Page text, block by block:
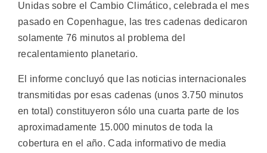
Unidas sobre el Cambio Climático, celebrada el mes
pasado en Copenhague, las tres cadenas dedicaron
solamente 76 minutos al problema del
recalentamiento planetario.
El informe concluyó que las noticias internacionales
transmitidas por esas cadenas (unos 3.750 minutos
en total) constituyeron sólo una cuarta parte de los
aproximadamente 15.000 minutos de toda la
cobertura en el año. Cada informativo de media